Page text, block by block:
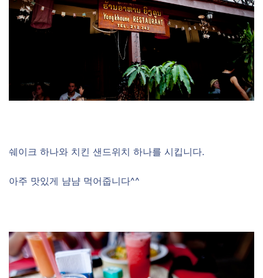
쉐이크 하나와 치킨 샌드위치 하나를 시킵니다.
아주 맛있게 냠냠 먹어줍니다^^